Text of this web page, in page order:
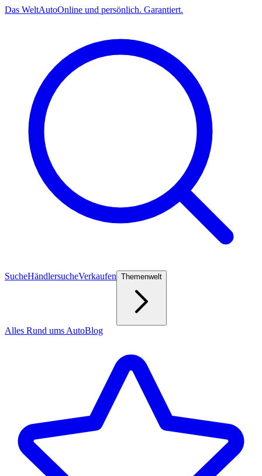
Das WeltAutoOnline und persönlich. Garantiert.
SucheHändlersucheVerkaufen Themenwelt
Alles Rund ums AutoBlog